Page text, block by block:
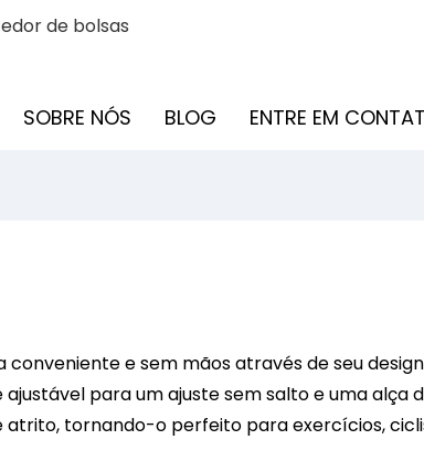
de bolsas
SOBRE NÓS BLOG ENTRE EM
e sem mãos através de seu
para um ajuste sem salto e uma
tornando-o perfeito para exercícios,